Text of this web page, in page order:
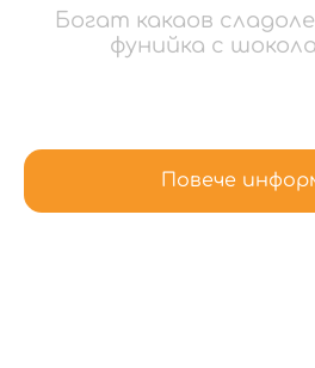
Богат какаов
фунийка с
Повече